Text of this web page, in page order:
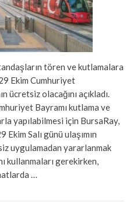
tören ve kutlamalara
Ekim Cumhuriyet
ücretsiz olacağını açıkladı.
Bayramı kutlama ve
yapılabilmesi için BursaRay,
Salı günü ulaşımın
uygulamadan yararlanmak
kullanmaları gerekirken,
…